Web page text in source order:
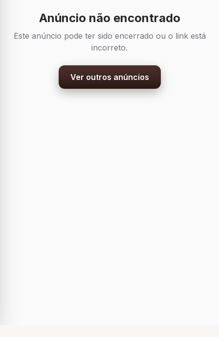
Anúncio não encontrado
Este anúncio pode ter sido encerrado ou o link está
incorreto.
Ver outros anúncios